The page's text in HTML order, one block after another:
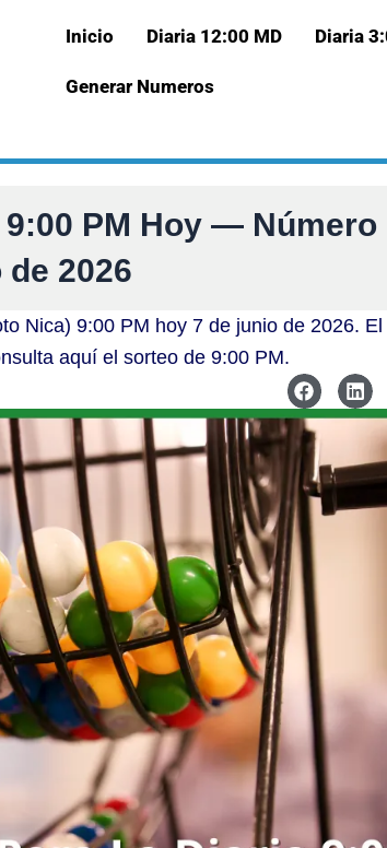
Inicio Diaria 12:00 MD Diaria
Generar Numeros
PM Hoy — Número
2026
Nica) 9:00 PM hoy 7 de junio de 2026.
aquí el sorteo de 9:00 PM.